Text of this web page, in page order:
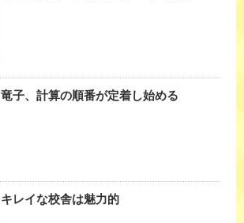
竜子、計算の順番が定着し始める
キレイな校舎は魅力的